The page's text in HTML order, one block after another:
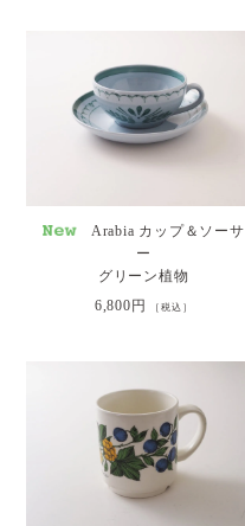
Arabia カップ＆ソーサ
ー
グリーン植物
6,800円 ［税込］